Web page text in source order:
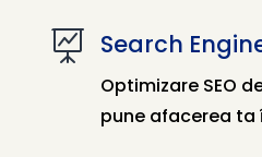
 Search
Optimizare SEO
pune afacerea ta